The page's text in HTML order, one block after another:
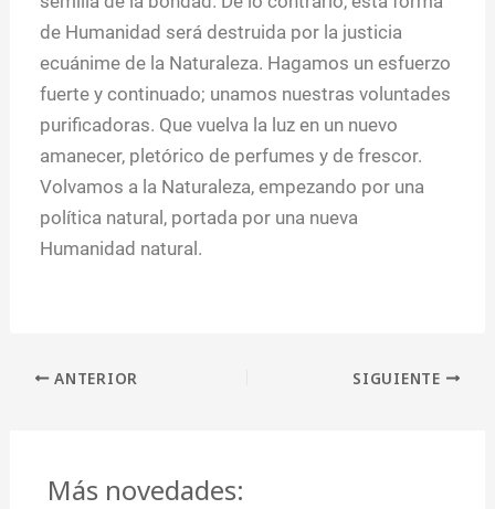
de Humanidad será destruida por la justicia
ecuánime de la Naturaleza. Hagamos un esfuerzo
fuerte y continuado; unamos nuestras voluntades
purificadoras. Que vuelva la luz en un nuevo
amanecer, pletórico de perfumes y de frescor.
Volvamos a la Naturaleza, empezando por una
política natural, portada por una nueva
Humanidad natural.
ANTERIOR SIGUIENTE
Más novedades: